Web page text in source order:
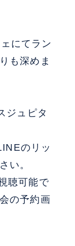
にてラン
も深めま
ジュピタ
のリッ
い。
聴可能で
の予約画